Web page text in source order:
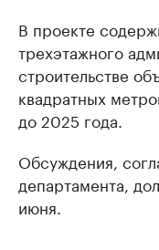
В проекте
трехэтажного
строительстве
квадратных
до 2025 года.
Обсуждения,
департамента,
июня.